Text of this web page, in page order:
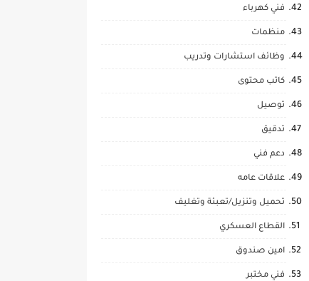
فني كهرباء
منظمات
وظائف استشارات وتدريب
كاتب محتوى
توصيل
تدقيق
دعم فني
علاقات عامه
تحميل وتنزيل/تعبئة وتغليف
القطاع العسكري
امين صندوق
فني مختبر